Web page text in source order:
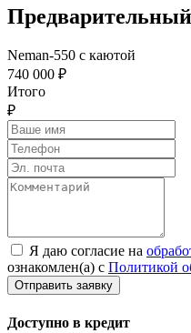
Предварительный
Neman-550 с каютой
740 000 ₽
Итого
₽
Я даю согласие на
ознакомлен(а) с Политикой
Доступно в кредит